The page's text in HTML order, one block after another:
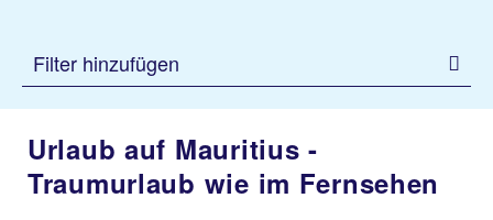
Filter hinzufügen
Urlaub auf Mauritius -
Traumurlaub wie im Fernsehen